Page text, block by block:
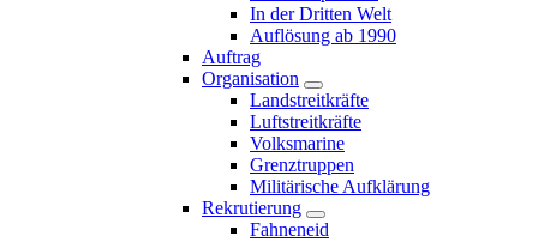
In der Dritten Welt
Auflösung ab 1990
Auftrag
Organisation
Landstreitkräfte
Luftstreitkräfte
Volksmarine
Grenztruppen
Militärische Aufklärung
Rekrutierung
Fahneneid